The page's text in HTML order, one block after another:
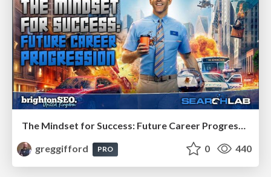
The Mindset for Success: Future Career Progression
greggifford
PRO 0 440